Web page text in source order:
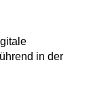
in der